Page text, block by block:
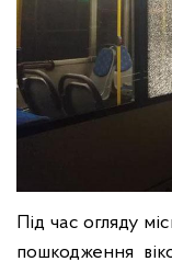
Під час огляду
пошкодження